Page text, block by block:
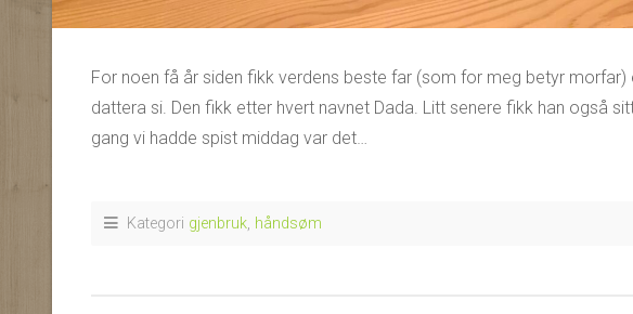
For noen få år siden fikk verdens beste far (som for meg betyr
dattera si. Den fikk etter hvert navnet Dada. Litt senere fikk han også
gang vi hadde spist middag var det…
Kategori gjenbruk, håndsøm